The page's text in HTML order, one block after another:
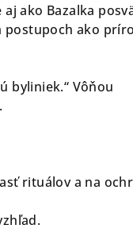
ako Bazalka
postupoch ako
byliniek.“ Vôňou
rituálov a na